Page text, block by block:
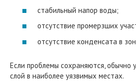
стабильный напор воды;
отсутствие промерзших
отсутствие конденсата в
Если проблемы сохраняются, обычно
слой в наиболее уязвимых местах.